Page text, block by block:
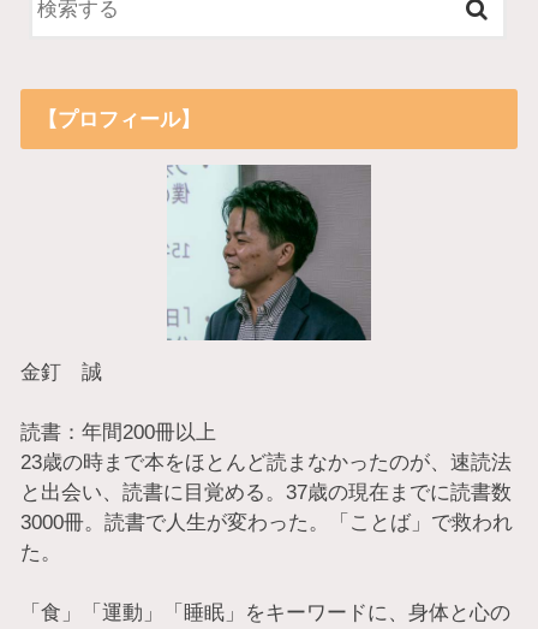
【プロフィール】
金釘 誠
読書：年間200冊以上
23歳の時まで本をほとんど読まなかったのが、速読法
と出会い、読書に目覚める。37歳の現在までに読書数
3000冊。読書で人生が変わった。「ことば」で救われ
た。
「食」「運動」「睡眠」をキーワードに、身体と心の